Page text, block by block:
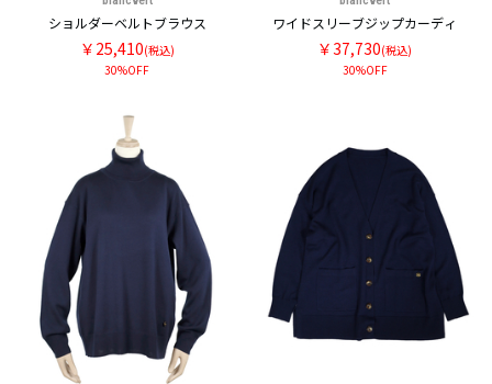
ショルダーベルトブラウス
￥25,410(税込)
30%OFF
ワイドスリーブジップカーディ
￥37,730(税込)
30%OFF